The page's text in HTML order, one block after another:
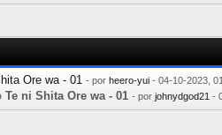
Ore wa - 01 - por heero-yui - 04-10-2023,
ni Shita Ore wa - 01 - por johnydgod21 -